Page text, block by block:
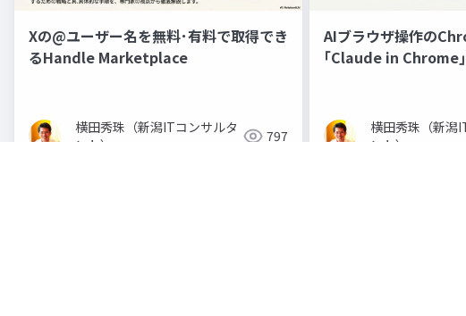
Xの@ユーザー名を無料･有料で取得でき
るHandle Marketplace
横田秀珠（新潟ITコンサルタ
ント）
797
AIブラウザ操作の
｢Claude in Chrome
横田秀珠（新潟
ント）